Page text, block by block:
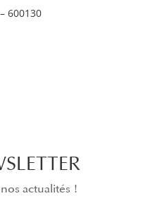
600130
actualités !